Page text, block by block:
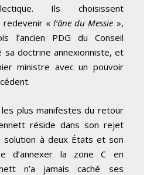
Ils choisissent
redevenir «l’âne du Messie »,
l’ancien PDG du Conseil
sa doctrine annexionniste, et
ministre avec un pouvoir
les plus manifestes du retour
réside dans son rejet
solution à deux États et son
d’annexer la zone C en
n’a jamais caché ses